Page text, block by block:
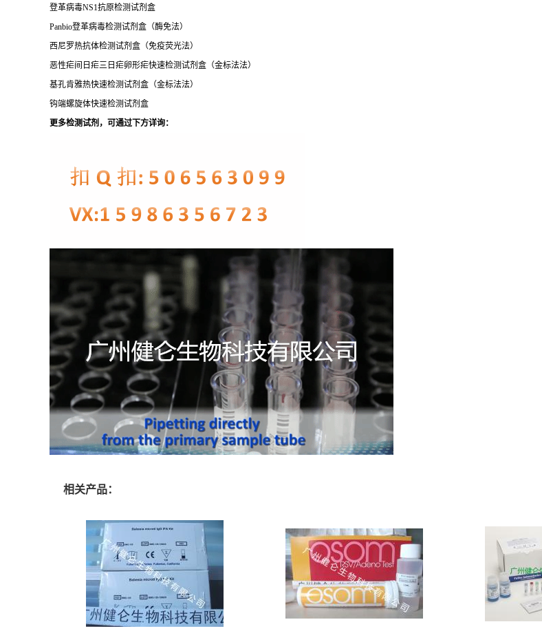
登革病毒NS1抗原检测试剂盒
Panbio登革病毒检测试剂盒（酶免法）
西尼罗热抗体检测试剂盒（免疫荧光法）
恶性疟间日疟三日疟卵形疟快速检测试剂盒（金标法法）
基孔肯雅热快速检测试剂盒（金标法法）
钩端螺旋体快速检测试剂盒
更多检测试剂，可通过下方详询：
相关产品：